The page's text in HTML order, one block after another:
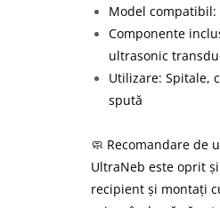
Model compatibil:
Componente
ultrasonic
Utilizare: Spitale,
spută
🧼 Recomandare de
UltraNeb este oprit
recipient și montați